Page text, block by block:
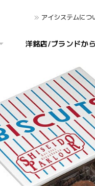
アイシステムにつ
洋銘店/ブランドか